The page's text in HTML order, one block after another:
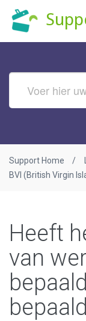
Support Home
BVI (British Virgin
Heeft
van